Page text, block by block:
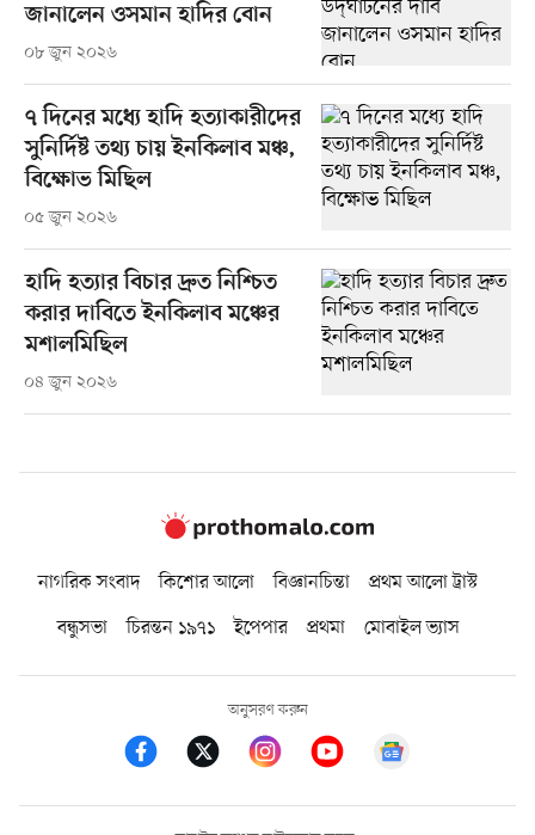
জানালেন ওসমান হাদির বোন
০৮ জুন ২০২৬
৭ দিনের মধ্যে হাদি হত্যাকারীদের
সুনির্দিষ্ট তথ্য চায় ইনকিলাব মঞ্চ,
বিক্ষোভ মিছিল
০৫ জুন ২০২৬
হাদি হত্যার বিচার দ্রুত নিশ্চিত
করার দাবিতে ইনকিলাব মঞ্চের
মশালমিছিল
০৪ জুন ২০২৬
নাগরিক সংবাদ কিশোর আলো বিজ্ঞানচিন্তা
প্রথম আলো ট্রাস্ট
বন্ধুসভা
চিরন্তন ১৯৭১ ইপেপার প্রথমা মোবাইল ভ্যাস
অনুসরণ করুন